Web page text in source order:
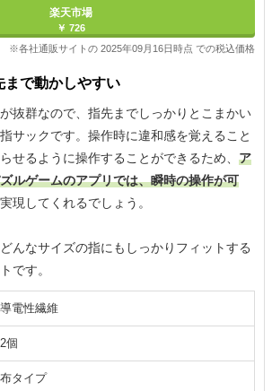
楽天市場
￥ 726
※各社通販サイトの 2025年09月16日時点 での税込価格
まで動かしやすい
抜群なので、指先までしっかりとこまかい
サックです。操作時に違和感を覚えること
せるように操作することができるため、 ア
ルゲームのアプリでは、瞬時の操作が可
現してくれるでしょう。
んなサイズの指にもしっかりフィットする
です。
導電性繊維
2個
布タイプ